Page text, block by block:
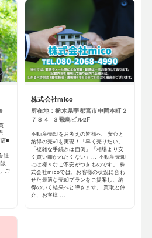
■
社
ご
株式会社mico
所在地：栃木県宇都宮市中岡本町２
７８４−３飛鳥ビル2F
不動産売却をお考えの皆様へ 安心と
納得の売却を実現！「早く売りたい」
「複雑な手続きは面倒」「相場より安
く買い叩かれたくない」... 不動産売却
には様々なご不安がつきものです。 株
式会社micoでは、お客様の状況に合わ
せた最適な売却プランをご提案し、納
得のいく結果へと導きます。 買取と仲
介、お客様 ...